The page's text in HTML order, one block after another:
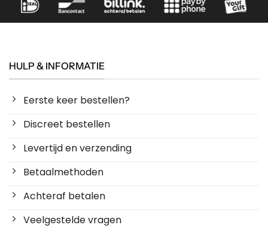
HULP & INFORMATIE
Eerste keer bestellen?
Discreet bestellen
Levertijd en verzending
Betaalmethoden
Achteraf betalen
Veelgestelde vragen